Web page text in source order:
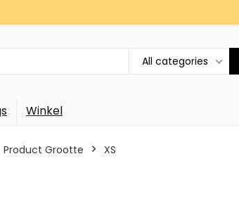
All categories
Winkel
Product Grootte ‎XS